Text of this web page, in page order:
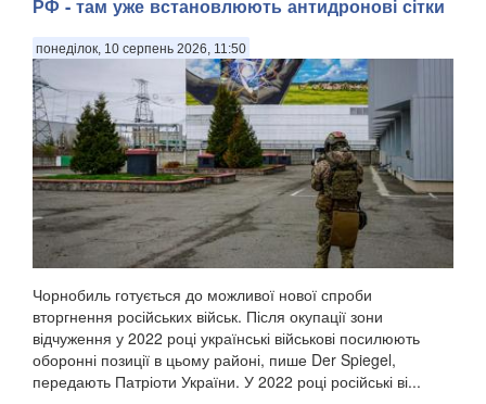
РФ - там уже встановлюють антидронові сітки
понеділок, 10 серпень 2026, 11:50
Чорнобиль готується до можливої нової спроби
вторгнення російських військ. Після окупації зони
відчуження у 2022 році українські військові посилюють
оборонні позиції в цьому районі, пише Der Spiegel,
передають Патріоти України. У 2022 році російські ві...